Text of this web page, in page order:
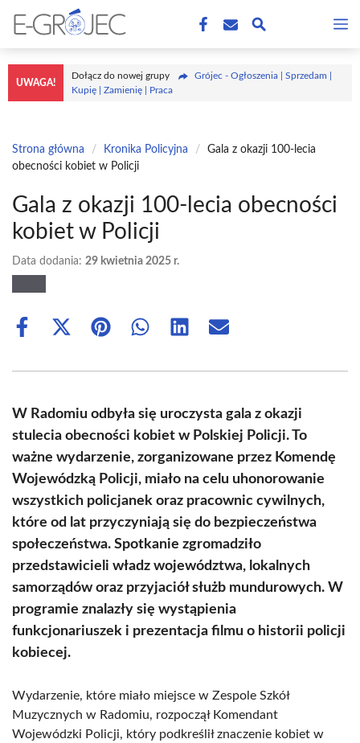
treści
UWAGA!
Dołącz do nowej grupy
Grójec - Ogłoszenia | Sprzedam |
Kupię | Zamienię | Praca
Strona główna / Kronika Policyjna /
Gala z okazji 100-lecia
obecności kobiet w Policji
Gala z okazji 100-lecia obecności
kobiet w Policji
Data dodania: 29 kwietnia 2025 r.
Share
Share
(Twitter)
Share Share Share Share
W Radomiu odbyła się uroczysta gala z okazji
stulecia obecności kobiet w Polskiej Policji. To
ważne wydarzenie, zorganizowane przez Komendę
Wojewódzką Policji, miało na celu uhonorowanie
wszystkich policjanek oraz pracownic cywilnych,
które od lat przyczyniają się do bezpieczeństwa
społeczeństwa. Spotkanie zgromadziło
przedstawicieli władz województwa, lokalnych
samorządów oraz przyjaciół służb mundurowych. W
programie znalazły się wystąpienia
funkcjonariuszek i prezentacja filmu o historii policji
kobiecej.
Wydarzenie, które miało miejsce w Zespole Szkół
Muzycznych w Radomiu, rozpoczął Komendant
Wojewódzki Policji, który podkreślił znaczenie kobiet w